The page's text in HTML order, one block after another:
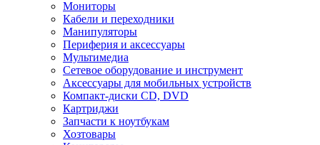
Мониторы
Кабели и переходники
Манипуляторы
Периферия и аксессуары
Мультимедиа
Сетевое оборудование и инструмент
Аксессуары для мобильных устройств
Компакт-диски CD, DVD
Картриджи
Запчасти к ноутбукам
Хозтовары